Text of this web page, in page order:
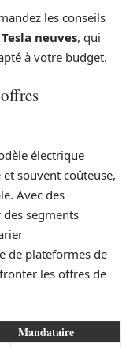
les conseils
neuves, qui
à votre budget.
électrique
souvent coûteuse,
Avec des
segments
de plateformes de
les offres de
Mandataire